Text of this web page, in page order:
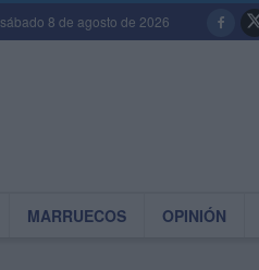
sábado 8 de agosto de 2026
MARRUECOS OPINIÓN